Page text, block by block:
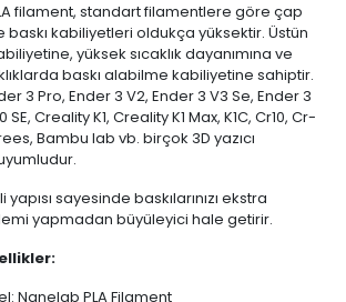
filament, standart filamentlere göre çap
baskı kabiliyetleri oldukça yüksektir. Üstün
yüksek sıcaklık dayanımına ve
baskı alabilme kabiliyetine sahiptir.
3 Pro, Ender 3 V2, Ender 3 V3 Se, Ender 3
SE, Creality K1, Creality K1 Max, K1C, Cr10, Cr-
Bambu lab vb. birçok 3D yazıcı
sayesinde baskılarınızı ekstra
yapmadan büyüleyici hale getirir.
Nanelab PLA Filament